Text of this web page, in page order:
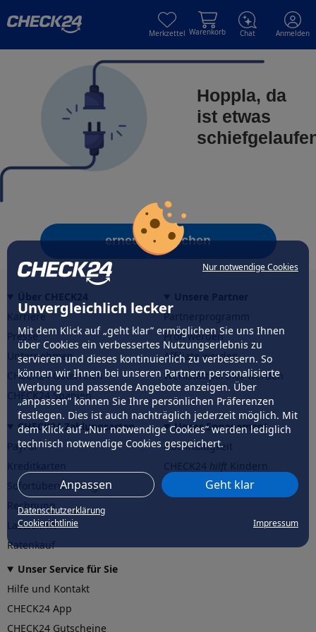
Nur notwendige Cookies
Unvergleichlich lecker
Mit dem Klick auf „geht klar” ermöglichen Sie uns Ihnen
über Cookies ein verbessertes Nutzungserlebnis zu
servieren und dieses kontinuierlich zu verbessern. So
können wir Ihnen bei unseren Partnern personalisierte
Werbung und passende Angebote anzeigen. Über
„anpassen” können Sie Ihre persönlichen Präferenzen
festlegen. Dies ist auch nachträglich jederzeit möglich. Mit
dem Klick auf „Nur notwendige Cookies” werden lediglich
technisch notwendige Cookies gespeichert.
Anpassen Geht klar
Datenschutzerklärung
Cookierichtlinie
Impressum
Merkzettel Warenkorb Chat Anmelden
Hoppla, da
ist etwas
erneut versuchen
Karriere
Presse
Unternehmen
CHECK24 Österreich
CHECK24 Spanien
Partnerprogramm
Profi werden
Affiliate werden
Werkstattpartner werden
CHECK24 Zahlungsarten
PayPal
Sofortüberweisung
Rechnung
Lastschrift
Ratenkauf
Unser Engagement
Nachhaltigkeit
CHECK24hilftder Natur
Unser Service für Sie
Hilfe und Kontakt
CHECK24 App
CHECK24 Gutscheine